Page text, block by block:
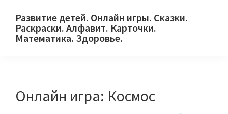
primary
main
primary
Развитие детей. Онлайн игры. Сказки.
Раскраски. Алфавит. Карточки.
Математика. Здоровье.
и
Онлайн игра: Космос